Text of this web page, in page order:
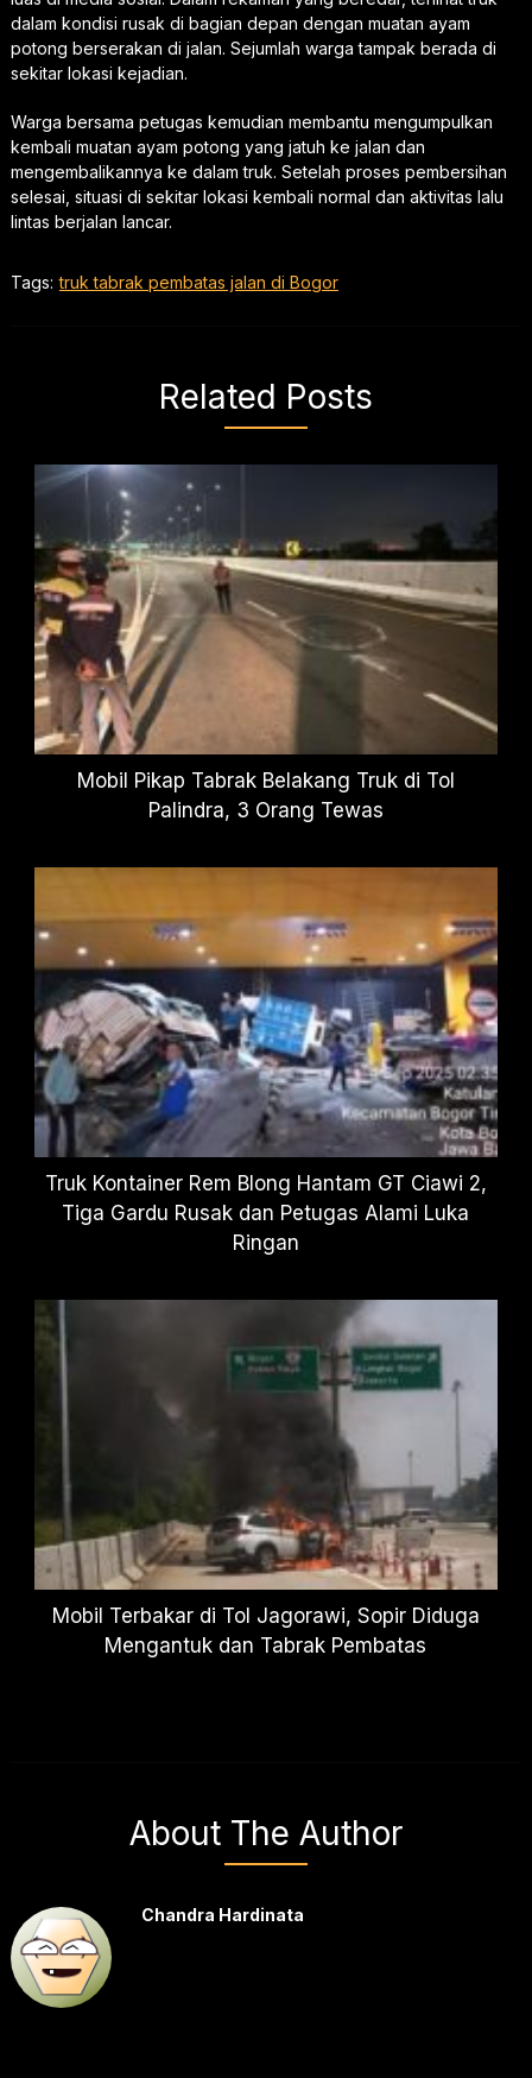
dalam kondisi rusak di bagian depan dengan muatan ayam
potong berserakan di jalan. Sejumlah warga tampak berada di
sekitar lokasi kejadian.
Warga bersama petugas kemudian membantu mengumpulkan
kembali muatan ayam potong yang jatuh ke jalan dan
mengembalikannya ke dalam truk. Setelah proses pembersihan
selesai, situasi di sekitar lokasi kembali normal dan aktivitas lalu
lintas berjalan lancar.
Tags: truk tabrak pembatas jalan di Bogor
Related Posts
Mobil Pikap Tabrak Belakang Truk di Tol
Palindra, 3 Orang Tewas
Truk Kontainer Rem Blong Hantam GT Ciawi 2,
Tiga Gardu Rusak dan Petugas Alami Luka
Ringan
Mobil Terbakar di Tol Jagorawi, Sopir Diduga
Mengantuk dan Tabrak Pembatas
About The Author
Chandra Hardinata